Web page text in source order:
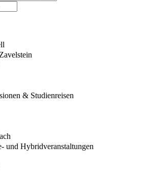
& Studienreisen
und Hybridveranstaltungen